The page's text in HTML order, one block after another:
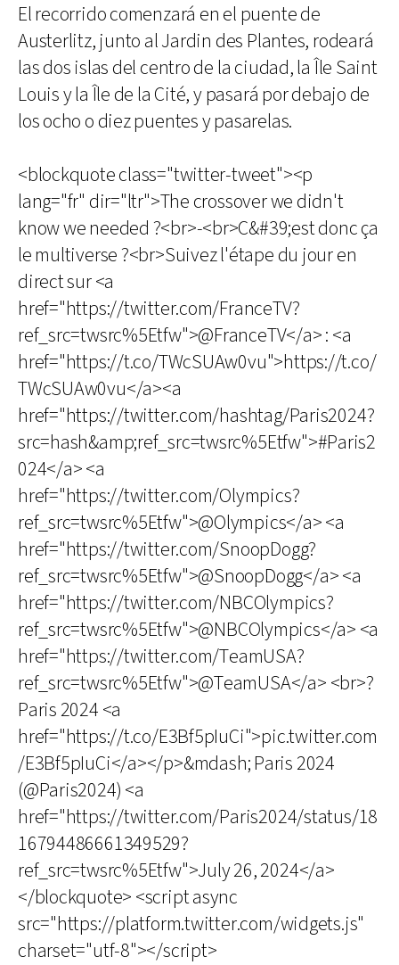
El recorrido comenzará en el puente de
Austerlitz, junto al Jardin des Plantes, rodeará
las dos islas del centro de la ciudad, la Île Saint
Louis y la Île de la Cité, y pasará por debajo de
los ocho o diez puentes y pasarelas.
<blockquote class="twitter-tweet"><p
lang="fr" dir="ltr">The crossover we didn't
know we needed ?<br>-<br>C&#39;est donc ça
le multiverse ?<br>Suivez l'étape du jour en
direct sur <a
href="https://twitter.com/FranceTV?
ref_src=twsrc%5Etfw">@FranceTV</a> : <a
href="https://t.co/TWcSUAw0vu">https://t.co/
TWcSUAw0vu</a><a
href="https://twitter.com/hashtag/Paris2024?
src=hash&amp;ref_src=twsrc%5Etfw">#Paris2
024</a> <a
href="https://twitter.com/Olympics?
ref_src=twsrc%5Etfw">@Olympics</a> <a
href="https://twitter.com/SnoopDogg?
ref_src=twsrc%5Etfw">@SnoopDogg</a> <a
href="https://twitter.com/NBCOlympics?
ref_src=twsrc%5Etfw">@NBCOlympics</a> <a
href="https://twitter.com/TeamUSA?
ref_src=twsrc%5Etfw">@TeamUSA</a> <br>?
Paris 2024 <a
href="https://t.co/E3Bf5pIuCi">pic.twitter.com
/E3Bf5pIuCi</a></p>&mdash; Paris 2024
(@Paris2024) <a
href="https://twitter.com/Paris2024/status/18
16794486661349529?
ref_src=twsrc%5Etfw">July 26, 2024</a>
</blockquote> <script async
src="https://platform.twitter.com/widgets.js"
charset="utf-8"></script>